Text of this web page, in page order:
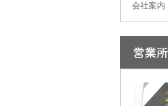
会社案内